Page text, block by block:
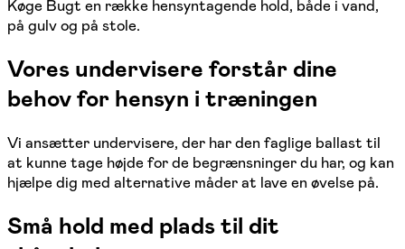
Køge Bugt en række hensyntagende hold, både i vand,
på gulv og på stole.
Vores undervisere forstår dine
behov for hensyn i træningen
Vi ansætter undervisere, der har den faglige ballast til
at kunne tage højde for de begrænsninger du har, og kan
hjælpe dig med alternative måder at lave en øvelse på.
Små hold med plads til dit